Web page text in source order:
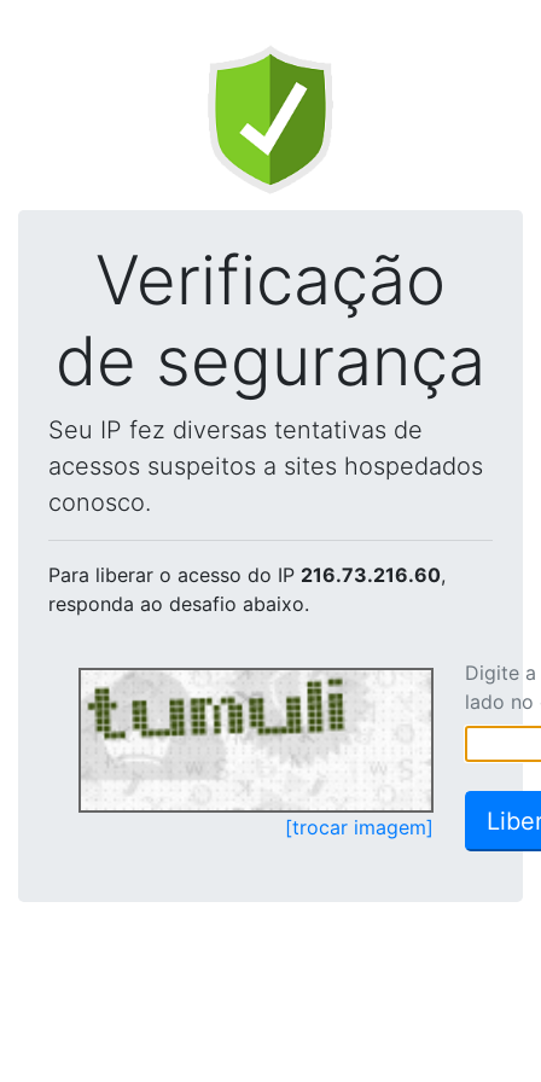
Verificação
de segurança
Seu IP fez diversas tentativas de
acessos suspeitos a sites hospedados
conosco.
Para liberar o acesso do IP 216.73.216.60,
responda ao desafio abaixo.
[trocar imagem]
Digite
lado no